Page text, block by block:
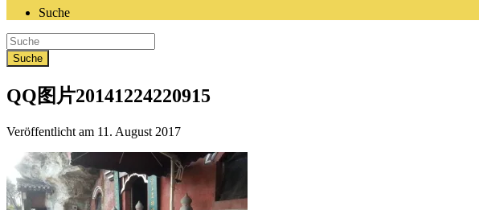
Suche
QQ图片20141224220915
Veröffentlicht am 11. August 2017